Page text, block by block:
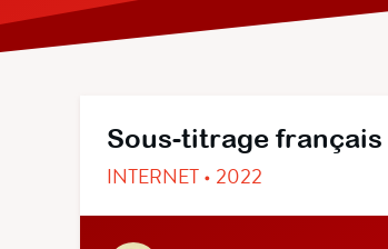
Sous-titrage français
INTERNET • 2022